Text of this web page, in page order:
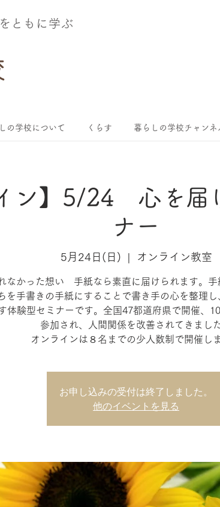
ともに学ぶ
の学校について くらす 暮らしの学校チャンネ
ン】5/24 心を届
ナー
5月24日(日)
  |
オンライン教室
なかった想い 手紙なら素直に届けられます。手
を手書きの手紙にすることで書き手の心を整理
体験型セミナーです。全国47都道府県で開催、
参加され、人間関係を改善されてきました
オンラインは８名までの少人数制で開催しま
お申し込みの受付は終了しました。
他のイベントを見る